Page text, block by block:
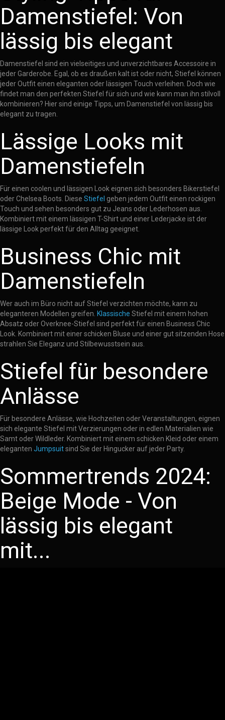
Damenstiefel: Von
lässig bis elegant
Damenstiefel sind ein vielseitiges und unverzichtbares Accessoire in
jeder Garderobe. Egal, ob es draußen kalt ist oder nicht, Stiefel können
jeder Outfit einen eleganten oder lässigen Touch verleihen. Doch wie
findet man den perfekten Stiefel für sich und wie kann man ihn stilvoll
kombinieren? Hier sind einige Tipps, um Damenstiefel von lässig bis
elegant zu tragen.
Lässige Looks mit
Damenstiefeln
Für einen coolen und lässigen Look eignen sich besonders Bikerstiefel
oder Chelsea Boots. Diese Stiefel geben jedem Outfit einen rockigen
Touch und sehen besonders gut zu Jeans oder Lederhosen aus.
Kombiniert mit einem lässigen T-Shirt und einer Lederjacke ist der
lässige Look perfekt für den Alltag geeignet.
Business Chic mit
Damenstiefeln
Wer auch im Büro nicht auf Stiefel verzichten möchte, kann zu
eleganteren Modellen greifen. Klassische Stiefel mit einem hohen
Absatz oder Overknee-Stiefel sind perfekt für einen Business Chic
Look. Kombiniert mit einer schicken Bluse und einer gut sitzenden Hose
strahlen Sie Eleganz und Stilbewusstsein aus.
Stiefel für besondere
Anlässe
Für besondere Anlässe, wie Hochzeiten oder Veranstaltungen, eignen
sich elegante Stiefel mit Verzierungen oder in edlen Materialien wie
Samt oder Wildleder. Kombiniert mit einem schicken Kleid oder einem
eleganten Jumpsuitsind Sie der Hingucker auf jeder Party.
Sommertrends 2024:
Beige Mode - Von
lässig bis elegant
mit...